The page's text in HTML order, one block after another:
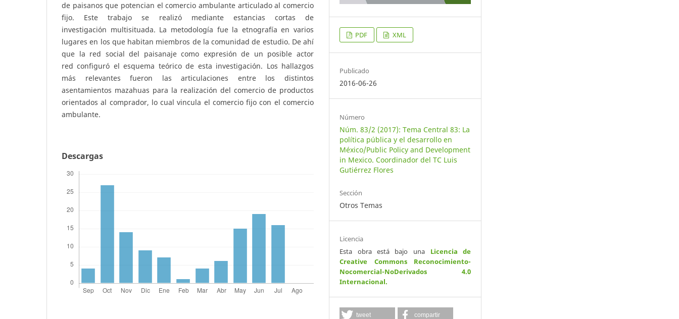
de paisanos que potencian el comercio ambulante articulado al comercio
fijo. Este trabajo se realizó mediante estancias cortas de
investigación multisituada. La metodología fue la etnografía en varios
lugares en los que habitan miembros de la comunidad de estudio. De ahí
que la red social del paisanaje como expresión de un posible actor
red configuró el esquema teórico de esta investigación. Los hallazgos
más relevantes fueron las articulaciones entre los distintos
asentamientos mazahuas para la realización del comercio de productos
orientados al comprador, lo cual vincula el comercio fijo con el comercio
ambulante.
Descargas
PDF XML
Publicado
2016-06-26
Número
Núm. 83/2 (2017): Tema Central 83: La
política pública y el desarrollo en
México/Public Policy and Development
in Mexico. Coordinador del TC Luis
Gutiérrez Flores
Sección
Otros Temas
Licencia
Esta obra está bajo una Licencia de
Creative Commons Reconocimiento-
Nocomercial-NoDerivados 4.0
Internacional.
tweet compartir